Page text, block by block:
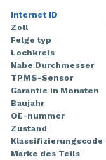
Internet ID
Zoll
Felge typ
Lochkreis
Nabe Durchmesser
TPMS-Sensor
Garantie in Monaten
Baujahr
OE-nummer
Zustand
Klassifizierungscode
Marke des Teils